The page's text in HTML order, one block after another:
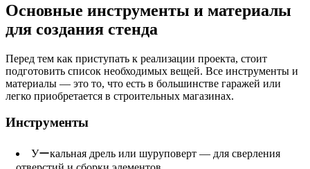
Основные инструменты и материалы
для создания стенда
Перед тем как приступать к реализации проекта, стоит
подготовить список необходимых вещей. Все инструменты и
материалы — это то, что есть в большинстве гаражей или
легко приобретается в строительных магазинах.
Инструменты
Уーкальная дрель или шуруповерт — для сверления